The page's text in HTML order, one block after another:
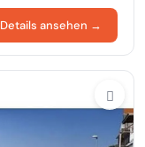
Details ansehen →